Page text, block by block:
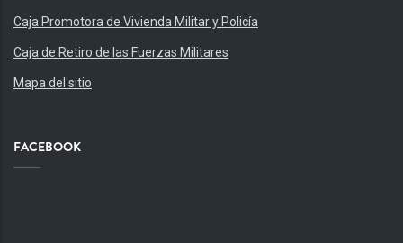
Caja Promotora de Vivienda Militar y Policía
Caja de Retiro de las Fuerzas Militares
Mapa del sitio
FACEBOOK